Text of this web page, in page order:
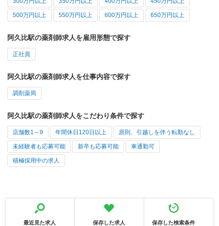
500万円以上 550万円以上 600万円以上 650万円以上
阿久比駅の薬剤師求人を雇用形態で探す
正社員
阿久比駅の薬剤師求人を仕事内容で探す
調剤薬局
阿久比駅の薬剤師求人をこだわり条件で探す
店舗数1～9 年間休日120日以上 原則、引越しを伴う転勤なし
未経験者も応募可能 新卒も応募可能 車通勤可
積極採用中の求人
最近見た求人 保存した求人 保存した検索条件